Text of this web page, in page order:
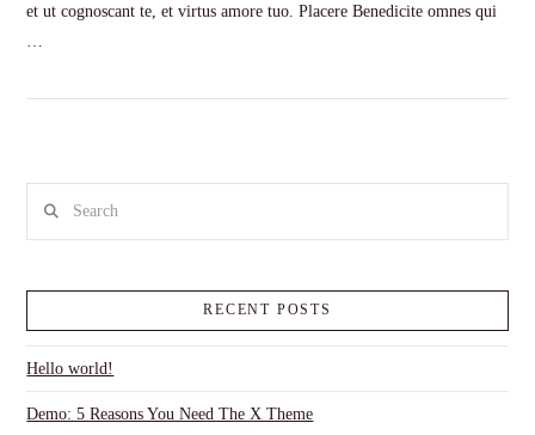
et ut cognoscant te, et virtus amore tuo. Placere Benedicite omnes qui
…
RECENT POSTS
Hello world!
Demo: 5 Reasons You Need The X Theme